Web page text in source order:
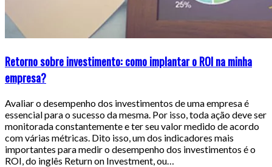
Retorno sobre investimento: como implantar o ROI na minha
empresa?
Avaliar o desempenho dos investimentos de uma empresa é
essencial para o sucesso da mesma. Por isso, toda ação deve ser
monitorada constantemente e ter seu valor medido de acordo
com várias métricas. Dito isso, um dos indicadores mais
importantes para medir o desempenho dos investimentos é o
ROI, do inglês Return on Investment, ou…